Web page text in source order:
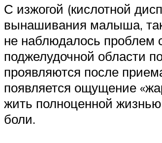
С изжогой (кислотной
вынашивания малыша,
не наблюдалось проблем
поджелудочной области
проявляются после
появляется ощущение
жить полноценной
боли.